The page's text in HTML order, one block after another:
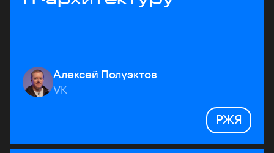
Алексей Полуэктов
VK
РЖЯ